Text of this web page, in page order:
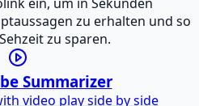
zu erhalten und so
zu sparen.
Summarizer
video play side by side